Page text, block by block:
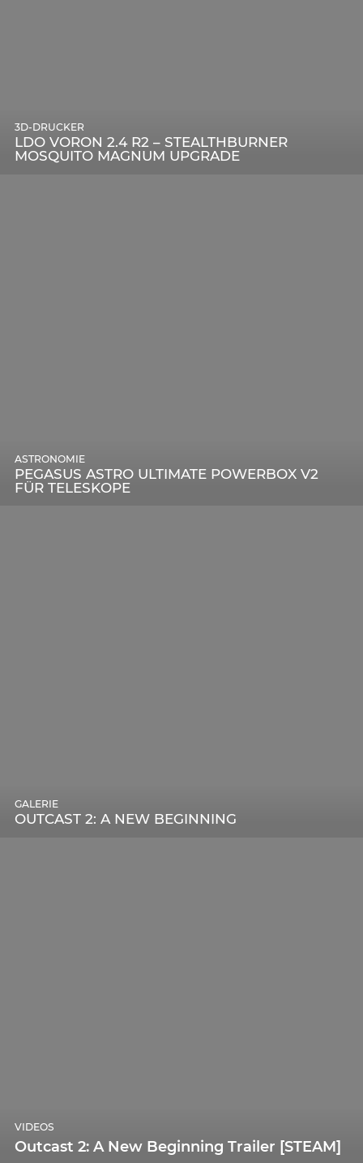
LDO VORON 2.4 R2 – STEALTHBURNER
MOSQUITO MAGNUM UPGRADE
3D-DRUCKER
PEGASUS ASTRO ULTIMATE POWERBOX V2
FÜR TELESKOPE
ASTRONOMIE
OUTCAST 2: A NEW BEGINNING
GALERIE
Outcast 2: A New Beginning Trailer [STEAM]
VIDEOS